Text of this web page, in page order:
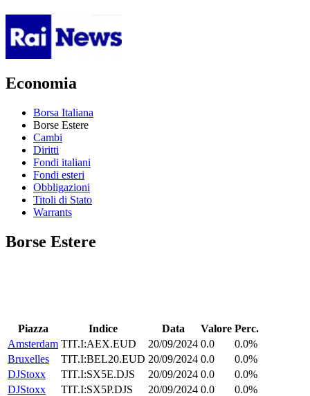
Economia
Borsa Italiana
Borse Estere
Cambi
Diritti
Fondi italiani
Fondi esteri
Obbligazioni
Titoli di Stato
Warrants
Borse Estere
Piazza Indice Data Valore Perc.
Amsterdam TIT.I:AEX.EUD 20/09/2024 0.0
0.0%
Bruxelles
TIT.I:BEL20.EUD 20/09/2024 0.0
0.0%
DJStoxx
TIT.I:SX5E.DJS 20/09/2024 0.0
0.0%
DJStoxx
TIT.I:SX5P.DJS 20/09/2024 0.0
0.0%